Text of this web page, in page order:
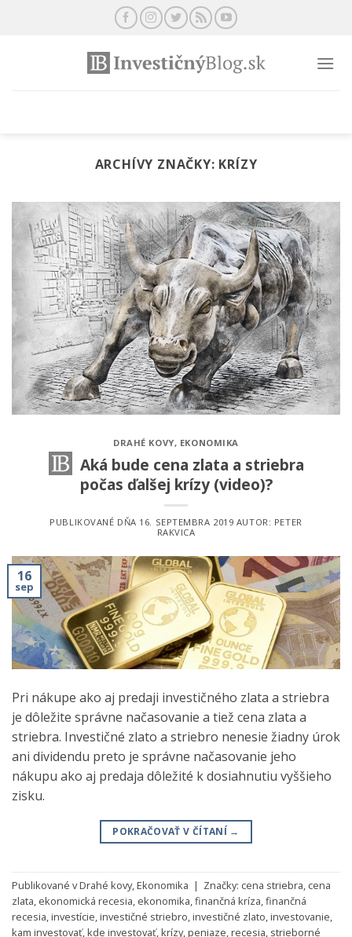
ARCHÍVY ZNAČKY: KRÍZY
DRAHÉ KOVY, EKONOMIKA
Aká bude cena zlata a striebra
počas ďalšej krízy (video)?
PUBLIKOVANÉ DŇA 16. SEPTEMBRA 2019 AUTOR: PETER
RAKVICA
16
sep
Pri nákupe ako aj predaji investičného zlata a striebra
je dôležite správne načasovanie a tiež cena zlata a
striebra. Investičné zlato a striebro nenesie žiadny úrok
ani dividendu preto je správne načasovanie jeho
nákupu ako aj predaja dôležité k dosiahnutiu vyššieho
zisku.
POKRAČOVAŤ V ČÍTANÍ →
Publikované vDrahé kovy,Ekonomika | Značky: cena striebra, cena
zlata, ekonomická recesia, ekonomika,finančná kríza,finančná
recesia,investície,investičné striebro,investičné zlato,investovanie,
kam investovať,kde investovať,krízy,peniaze,recesia, strieborné